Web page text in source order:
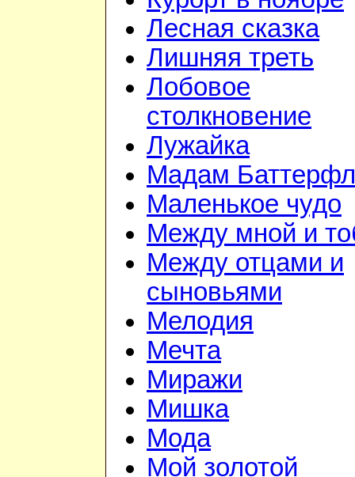
Лесная сказка
Лишняя треть
Лобовое
столкновение
Лужайка
Мадам
Маленькое чудо
Между мной и
Между отцами и
сыновьями
Мелодия
Мечта
Миражи
Мишка
Мода
Мой золотой